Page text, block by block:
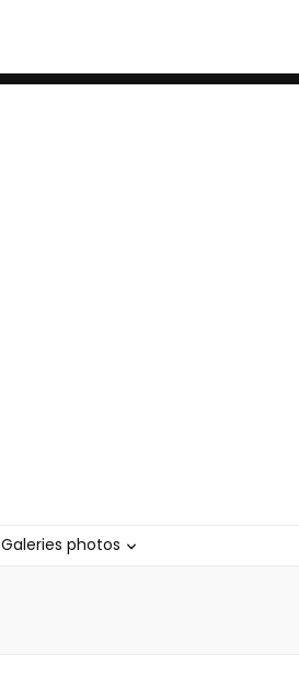
Galeries photos